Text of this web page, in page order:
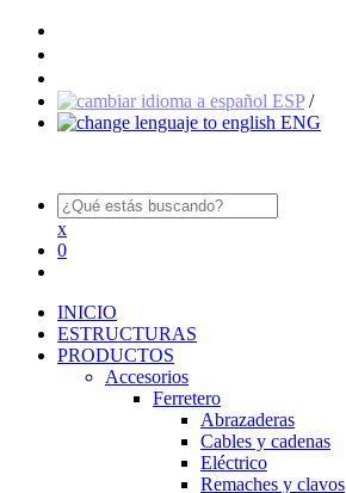
ESP/
ENG
x
0
INICIO
ESTRUCTURAS
PRODUCTOS
Accesorios
Ferretero
Abrazaderas
Cables y cadenas
Eléctrico
Remaches y clavos